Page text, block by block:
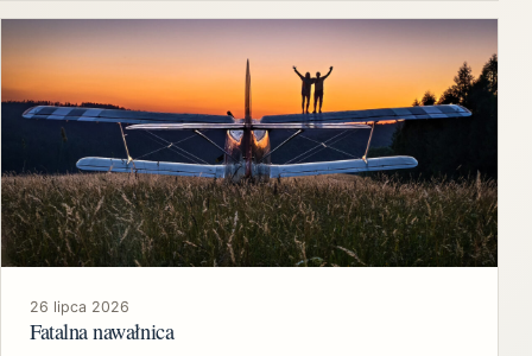
26 lipca 2026
Fatalna nawałnica